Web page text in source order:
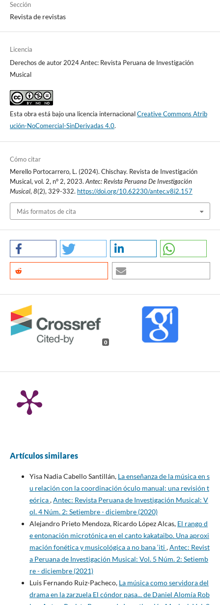
Sección
Revista de revistas
Licencia
Derechos de autor 2024 Antec: Revista Peruana de Investigación
Musical
Esta obra está bajo una licencia internacionalCreative Commons Atrib
ución-NoComercial-SinDerivadas 4.0.
Cómo citar
Merello Portocarrero, L. (2024). Chischay. Revista de Investigación
Musical, vol. 2, n° 2, 2023.Antec: Revista Peruana De Investigación
Musical,8(2), 329-332. https://doi.org/10.62230/antec.v8i2.157
Más formatos de cita
0
Artículos similares
Yisa Nadia Cabello Santillán, La enseñanza de la música en s
u relación con la coordinación óculo manual: una revisión t
eórica,Antec: Revista Peruana de Investigación Musical: V
ol. 4 Núm. 2: Setiembre - diciembre (2020)
Alejandro Prieto Mendoza, Ricardo López Alcas, El rango d
e entonación microtónica en el canto kakataibo. Una aproxi
mación fonética y musicológica a no bana ‘iti ,Antec: Revist
a Peruana de Investigación Musical: Vol. 5 Núm. 2: Setiemb
re - diciembre (2021)
Luis Fernando Ruiz-Pacheco, La música como servidora del
drama en la zarzuela El cóndor pasa... de Daniel Alomía Rob